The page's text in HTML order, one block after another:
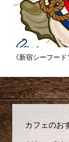
《新宿シーフー
カフェのお